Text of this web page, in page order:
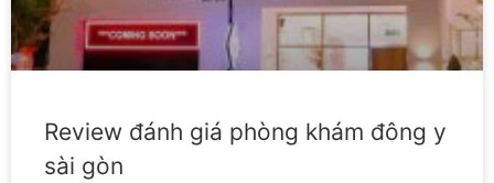
Review đánh giá phòng khám đông y
sài gòn